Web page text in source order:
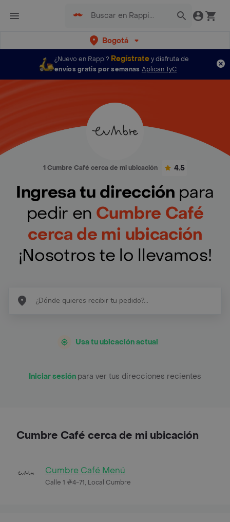
Bogotá
¿Nuevo en Rappi? Regístratey disfruta de
envíos gratis por semanas Aplican TyC
1 Cumbre Café cerca de mi ubicación 4.5
Ingresa tu dirección para
pedir en Cumbre Café
cerca de mi ubicación
¡Nosotros te lo llevamos!
Usa tu ubicación actual
Iniciar sesión para ver tus direcciones recientes
Cumbre Café cerca de mi ubicación
Cumbre Café Menú
Calle 1 #4-71, Local Cumbre